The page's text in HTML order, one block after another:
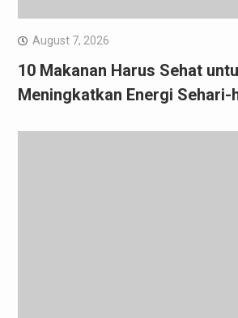
August 7, 2026
10 Makanan Harus Sehat
Meningkatkan Energi Sehari-